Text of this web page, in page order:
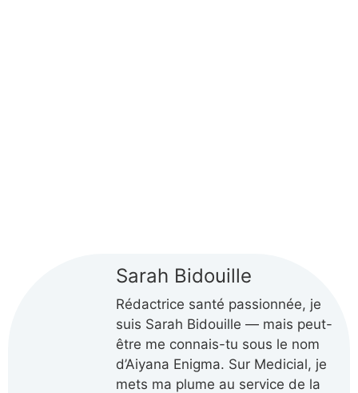
Sarah Bidouille
Rédactrice santé passionnée, je
suis Sarah Bidouille — mais peut-
être me connais-tu sous le nom
d’Aiyana Enigma. Sur Medicial, je
mets ma plume au service de la